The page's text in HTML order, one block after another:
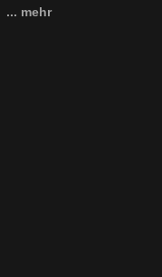
... mehr